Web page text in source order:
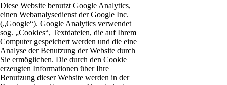
Diese Website benutzt Google Analytics,
einen Webanalysedienst der Google Inc.
(„Google“). Google Analytics verwendet
sog. „Cookies“, Textdateien, die auf Ihrem
Computer gespeichert werden und die eine
Analyse der Benutzung der Website durch
Sie ermöglichen. Die durch den Cookie
erzeugten Informationen über Ihre
Benutzung dieser Website werden in der